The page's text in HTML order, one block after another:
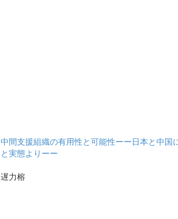
中間支援組織の有用性と可能性ーー日本と中国
と実態よりーー
遅力榕